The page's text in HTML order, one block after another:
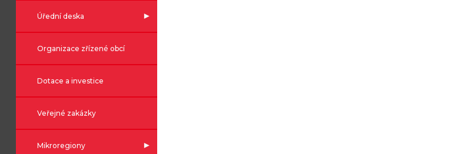
Úřední deska
Organizace zřízené obcí
Dotace a investice
Veřejné zakázky
Mikroregiony